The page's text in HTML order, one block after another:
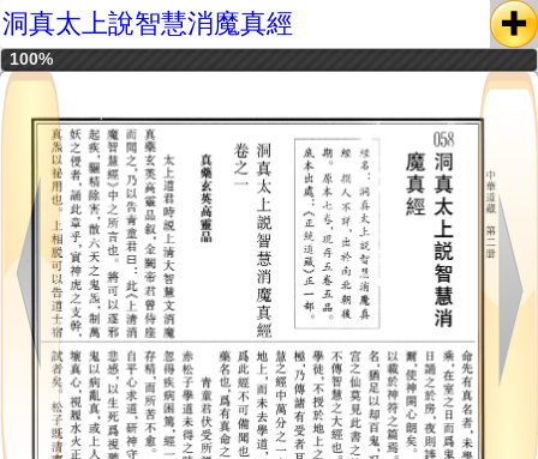
洞真太上說智慧消魔真經
100%